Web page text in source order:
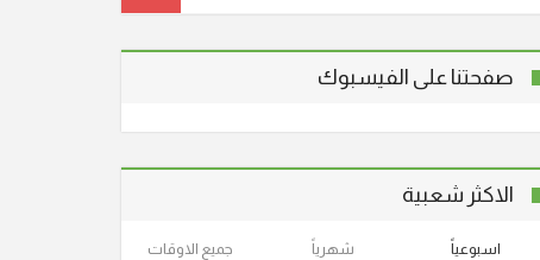
صفحتنا على الفيسبوك
الاكثر شعبية
اسبوعياً شهرياً جميع الاوقات